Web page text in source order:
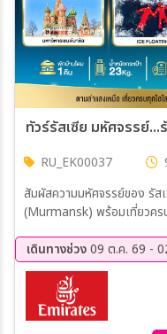
RU_EK00037
สัมผัสความมหัศจรรย์ของ รั
(Murmansk) พร้อมเที่ยวคร
เดินทางช่วง09 ต.ค. 69 -
09 ต.ค. 69 - 17 ต.ค. 69
17 ธ.ค. 69 - 25 ธ.ค. 69
04 ก.พ. 70 - 12 ก.พ. 70